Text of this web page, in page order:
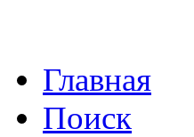
Главная
Поиск